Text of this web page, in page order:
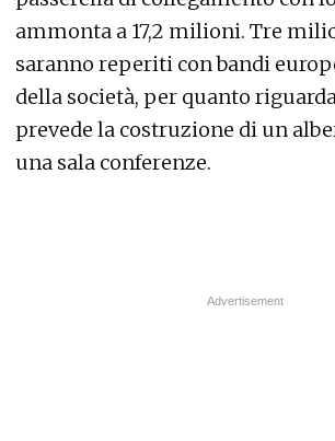
ammonta a 17,2 milioni. Tre
saranno reperiti con bandi
della società, per quanto
prevede la costruzione di un
una sala conferenze.